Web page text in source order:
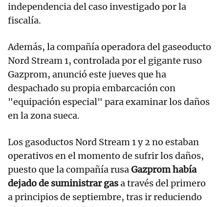
independencia del caso investigado por la
fiscalía.
Además, la compañía operadora del gaseoducto
Nord Stream 1, controlada por el gigante ruso
Gazprom, anunció este jueves que ha
despachado su propia embarcación con
"equipación especial" para examinar los daños
en la zona sueca.
Los gasoductos Nord Stream 1 y 2 no estaban
operativos en el momento de sufrir los daños,
puesto que la compañía rusaGazprom había
dejado de suministrar gasa través del primero
a principios de septiembre, tras ir reduciendo